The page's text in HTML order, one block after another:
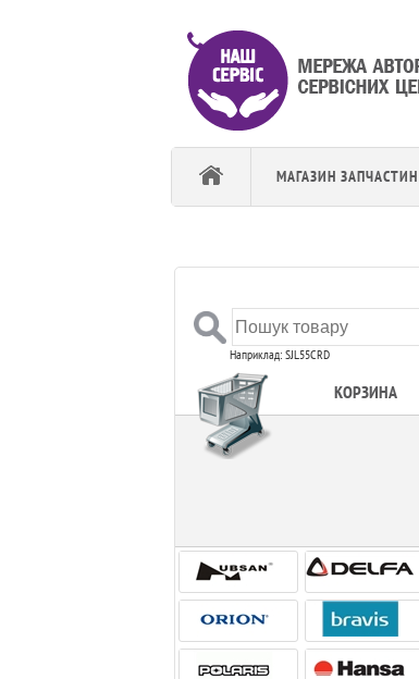
МАГАЗИН ЗАПЧАСТИН
Наприклад: SJL55CRD
КОРЗИНА